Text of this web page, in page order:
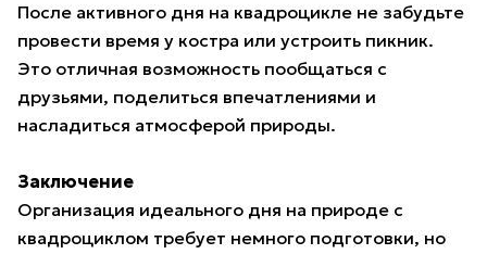
После активного дня на квадроцикле не забудьте
провести время у костра или устроить пикник.
Это отличная возможность пообщаться с
друзьями, поделиться впечатлениями и
насладиться атмосферой природы.
Заключение
Организация идеального дня на природе с
квадроциклом требует немного подготовки, но